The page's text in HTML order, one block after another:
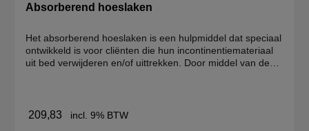
Absorberend hoeslaken
Het absorberend hoeslaken is een hulpmiddel dat speciaal
ontwikkeld is voor cliënten die hun incontinentiemateriaal
uit bed verwijderen en/of uittrekken. Door middel van de
cliënt en er ontstaat minder plooivorming. Door het
209,83 incl. 9% BTW